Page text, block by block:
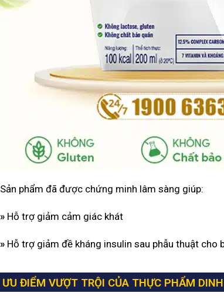
Sản phẩm đã được chứng minh lâm sàng giúp:
» Hỗ trợ giảm cảm giác khát
» Hỗ trợ giảm đề kháng insulin sau phẫu thuật cho
ƯU ĐIỂM VƯỢT TRỘI CỦA THỰC PHẨM